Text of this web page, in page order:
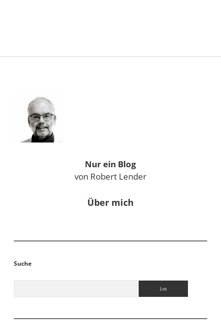
Sidebar
Nur ein Blog
von Robert Lender
Über mich
Suche